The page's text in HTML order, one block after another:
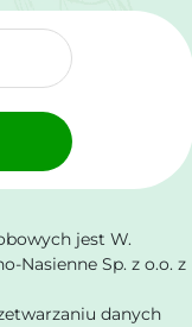
jest W.
Nasienne Sp. z o.o. z
danych